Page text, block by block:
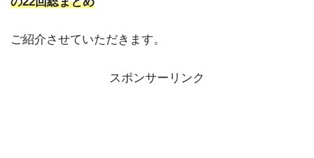
ご紹介させていただきます。
スポンサーリンク